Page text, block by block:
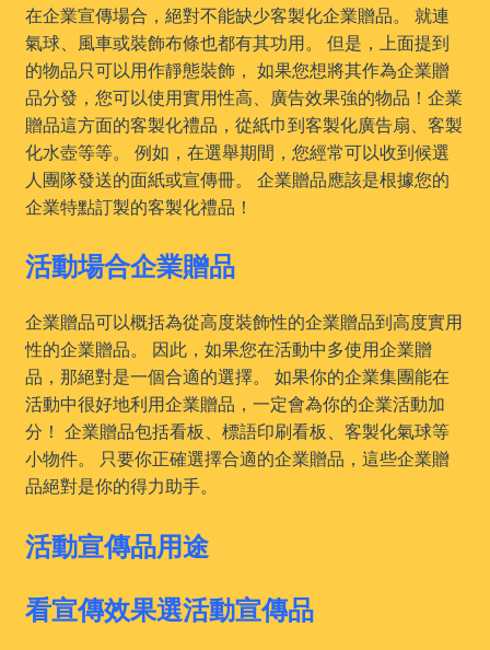
在企業宣傳場合，絕對不能缺少客製化企業贈品。 就連
氣球、風車或裝飾布條也都有其功用。 但是，上面提到
的物品只可以用作靜態裝飾， 如果您想將其作為企業贈
品分發，您可以使用實用性高、廣告效果強的物品！企業
贈品這方面的客製化禮品，從紙巾到客製化廣告扇、客製
化水壺等等。 例如，在選舉期間，您經常可以收到候選
人團隊發送的面紙或宣傳冊。 企業贈品應該是根據您的
企業特點訂製的客製化禮品！
活動場合企業贈品
企業贈品可以概括為從高度裝飾性的企業贈品到高度實用
性的企業贈品。 因此，如果您在活動中多使用企業贈
品，那絕對是一個合適的選擇。 如果你的企業集團能在
活動中很好地利用企業贈品，一定會為你的企業活動加
分！ 企業贈品包括看板、標語印刷看板、客製化氣球等
小物件。 只要你正確選擇合適的企業贈品，這些企業贈
品絕對是你的得力助手。
活動宣傳品用途
看宣傳效果選活動宣傳品